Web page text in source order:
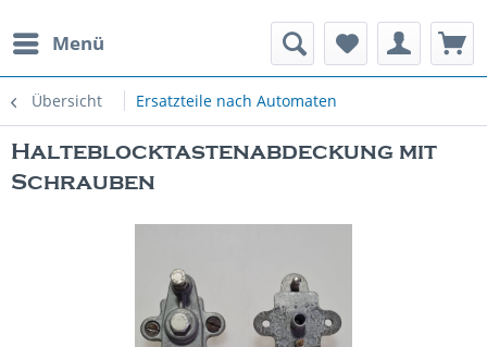
Menü
Übersicht Ersatzteile nach Automaten
Spielautomaten
Halteblocktastenabdeckung mit
Schrauben